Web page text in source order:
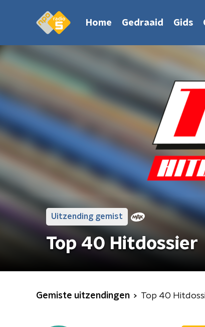
Home Gedraaid Gids
Uitzending gemist
Top 40 Hitdossier
Gemiste uitzendingen Top 40